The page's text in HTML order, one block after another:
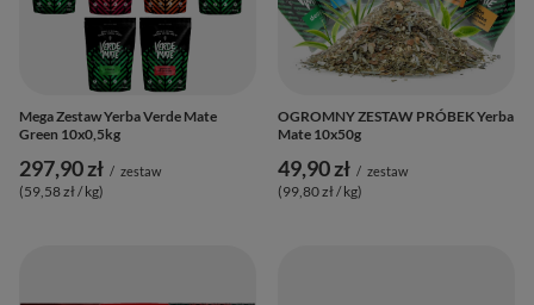
Mega Zestaw Yerba Verde Mate
Green 10x0,5kg
297,90 zł / zestaw
(59,58 zł / kg)
OGROMNY ZESTAW PRÓBEK Yerba
Mate 10x50g
49,90 zł / zestaw
(99,80 zł / kg)